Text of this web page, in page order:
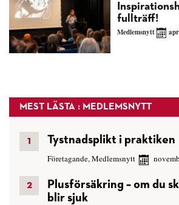
fullträff!
Medlemsnytt
MEST LÄSTA : MEDLEMSNYTT
Tystnadsplikt i praktiken
Företagande,Medlemsnytt
Plusförsäkring – om du
blir sjuk